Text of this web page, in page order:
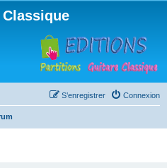
Connexion
S’enregistrer